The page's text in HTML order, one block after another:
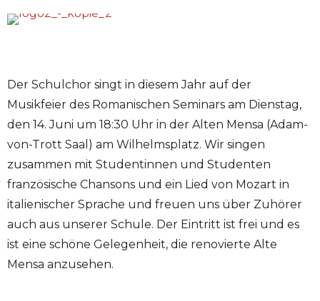
Der Schulchor singt in diesem Jahr auf der
Musikfeier des Romanischen Seminars am Dienstag,
den 14. Juni um 18:30 Uhr in der Alten Mensa (Adam-
von-Trott Saal) am Wilhelmsplatz. Wir singen
zusammen mit Studentinnen und Studenten
französische Chansons und ein Lied von Mozart in
italienischer Sprache und freuen uns über Zuhörer
auch aus unserer Schule. Der Eintritt ist frei und es
ist eine schöne Gelegenheit, die renovierte Alte
Mensa anzusehen.